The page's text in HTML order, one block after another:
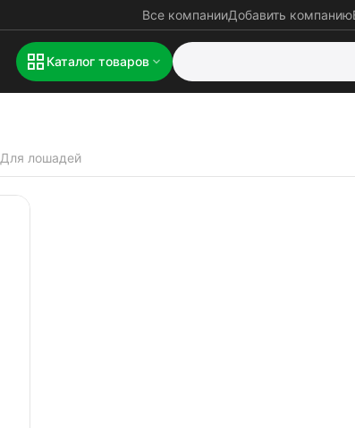
Все компанииДобавить компанию
Каталог товаров
Для лошадей